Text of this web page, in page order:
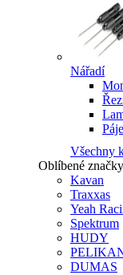
Nářadí
Všechny
Oblíbené značky
Kavan
Traxxas
Yeah
Spektrum
HUDY
DUMAS